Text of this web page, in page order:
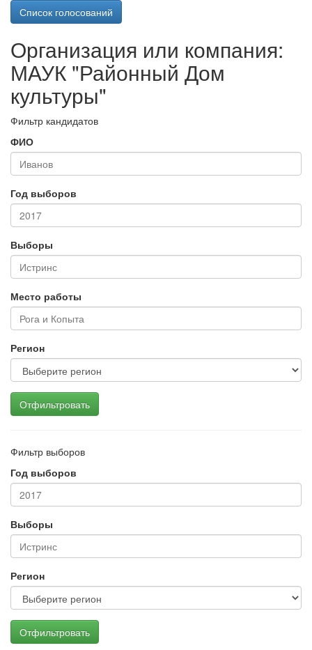
Список голосований
Организация или компания:
МАУК "Районный Дом
культуры"
Фильтр кандидатов
ФИО
Год выборов
Выборы
Место работы
Регион
Отфильтровать
Фильтр выборов
Год выборов
Выборы
Регион
Отфильтровать